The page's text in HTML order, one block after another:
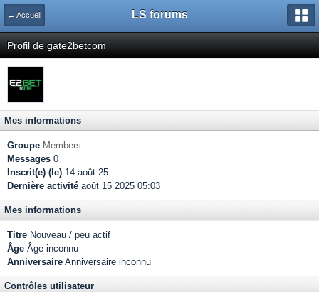
← Accueil LS forums
Profil de gate2betcom
Mes informations
Groupe Members
Messages 0
Inscrit(e) (le) 14-août 25
Dernière activité août 15 2025 05:03
Mes informations
Titre Nouveau / peu actif
Âge Âge inconnu
Anniversaire Anniversaire inconnu
Contrôles utilisateur